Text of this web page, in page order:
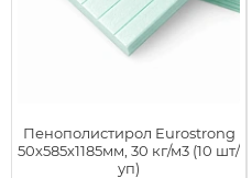
Пенополистирол Eurostrong
50х585х1185мм, 30 кг/м3 (10 шт/
уп)